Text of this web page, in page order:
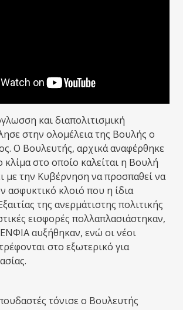
και διαπολιτισμική
στην ολομέλεια της Βουλής ο
Ο Βουλευτής, αρχικά αναφέρθηκε
κλίμα στο οποίο καλείται η Βουλή
με την Κυβέρνηση να προσπαθεί να
ασφυκτικό κλοιό που η ίδια
της ανερμάτιστης πολιτικής
εισφορές πολλαπλασιάστηκαν,
αυξήθηκαν, ενώ οι νέοι
στο εξωτερικό για
τόνισε ο Βουλευτής